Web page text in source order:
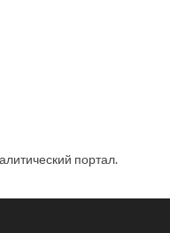
портал.